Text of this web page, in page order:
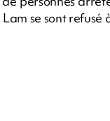
se sont refusé